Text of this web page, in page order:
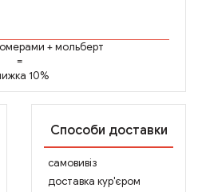
+мольберт
=
10%
Способи доставки
самовивіз
доставка кур'єром